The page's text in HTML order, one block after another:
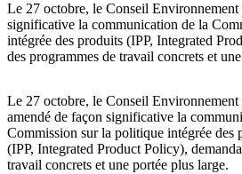
Le 27 octobre, le Conseil Environnement
significative la communication de la
intégrée des produits (IPP, Integrated
des programmes de travail concrets et
Le 27 octobre, le Conseil Environnement
amendé de façon significative la
Commission sur la politique intégrée des
(IPP, Integrated Product Policy),
travail concrets et une portée plus large.